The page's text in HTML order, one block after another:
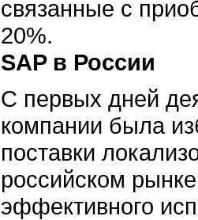
связанные с
20%.
SAP в России
С первых дней
компании была
поставки
российском
эффективного